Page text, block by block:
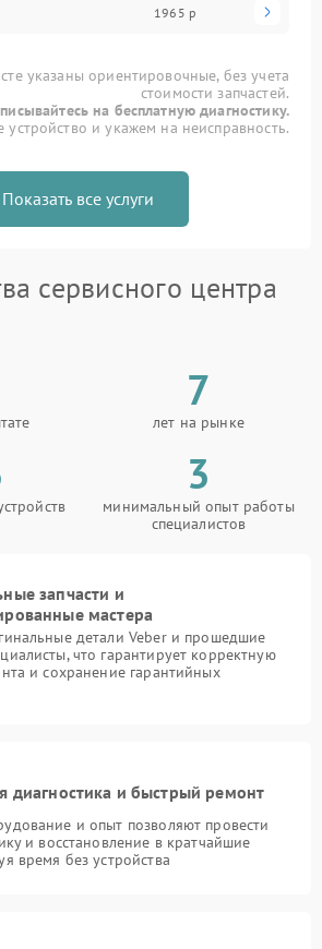
1965 р
указаны ориентировочные, без учета
стоимости запчастей.
на бесплатную диагностику.
и укажем на неисправность.
Показать все услуги
сервисного центра
7
лет на рынке
3
минимальный опыт работы
специалистов
запчасти и
мастера
детали Veber и прошедшие
что гарантирует корректную
и сохранение гарантийных
диагностика и быстрый ремонт
и опыт позволяют провести
и восстановление в кратчайшие
время без устройства